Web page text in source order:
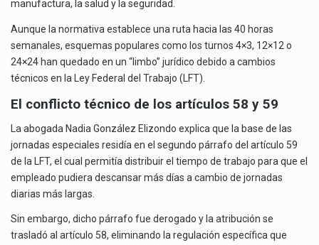
manufactura, la salud y la seguridad.
Aunque la normativa establece una ruta hacia las 40 horas
semanales, esquemas populares como los turnos 4×3, 12×12 o
24×24 han quedado en un “limbo” jurídico debido a cambios
técnicos en la Ley Federal del Trabajo (LFT).
El conflicto técnico de los artículos 58 y 59
La abogada Nadia González Elizondo explica que la base de las
jornadas especiales residía en el segundo párrafo del artículo 59
de la LFT, el cual permitía distribuir el tiempo de trabajo para que el
empleado pudiera descansar más días a cambio de jornadas
diarias más largas.
Sin embargo, dicho párrafo fue derogado y la atribución se
trasladó al artículo 58, eliminando la regulación específica que